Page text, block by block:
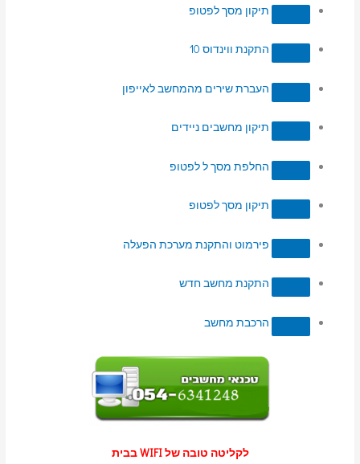
תיקון מסך לפטופ
התקנת ווינדוס 10
העברת שירים מהמחשב לאייפון
תיקון מחשבים ניידים
החלפת מסך ל לפטופ
תיקון מסך לפטופ
פירמוט והתקנת מערכת הפעלה
התקנת מחשב חדש
הרכבת מחשב
לקליטה טובה של WIFI בבית